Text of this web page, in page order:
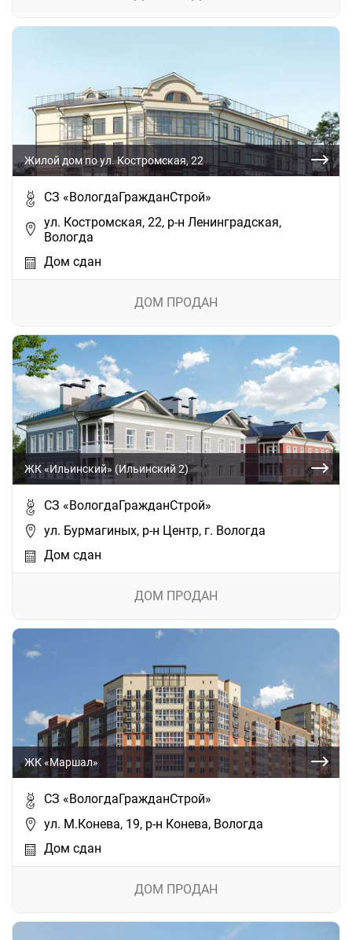
Жилой дом по ул. Костромская, 22
СЗ «ВологдаГражданСтрой»
ул. Костромская, 22, р-н Ленинградская,
Вологда
Дом сдан
ДОМ ПРОДАН
ЖК «Ильинский» (Ильинский 2)
СЗ «ВологдаГражданСтрой»
ул. Бурмагиных, р-н Центр, г. Вологда
Дом сдан
ДОМ ПРОДАН
ЖК «Маршал»
СЗ «ВологдаГражданСтрой»
ул. М.Конева, 19, р-н Конева, Вологда
Дом сдан
ДОМ ПРОДАН